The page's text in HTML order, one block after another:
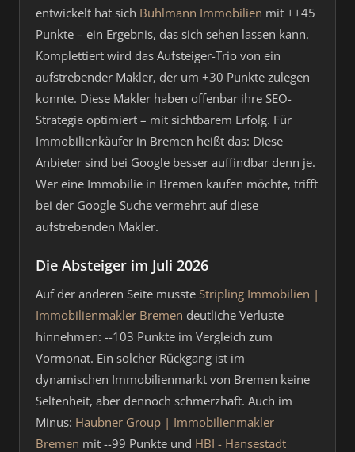
entwickelt hat sich Buhlmann Immobilien mit ++45
Punkte – ein Ergebnis, das sich sehen lassen kann.
Komplettiert wird das Aufsteiger-Trio von ein
aufstrebender Makler, der um +30 Punkte zulegen
konnte. Diese Makler haben offenbar ihre SEO-
Strategie optimiert – mit sichtbarem Erfolg. Für
Immobilienkäufer in Bremen heißt das: Diese
Anbieter sind bei Google besser auffindbar denn je.
Wer eine Immobilie in Bremen kaufen möchte, trifft
bei der Google-Suche vermehrt auf diese
aufstrebenden Makler.
Die Absteiger im Juli 2026
Auf der anderen Seite musste Stripling Immobilien |
Immobilienmakler Bremen deutliche Verluste
hinnehmen: --103 Punkte im Vergleich zum
Vormonat. Ein solcher Rückgang ist im
dynamischen Immobilienmarkt von Bremen keine
Seltenheit, aber dennoch schmerzhaft. Auch im
Minus: Haubner Group | Immobilienmakler
Bremen mit --99 Punkte und HBI - Hansestadt